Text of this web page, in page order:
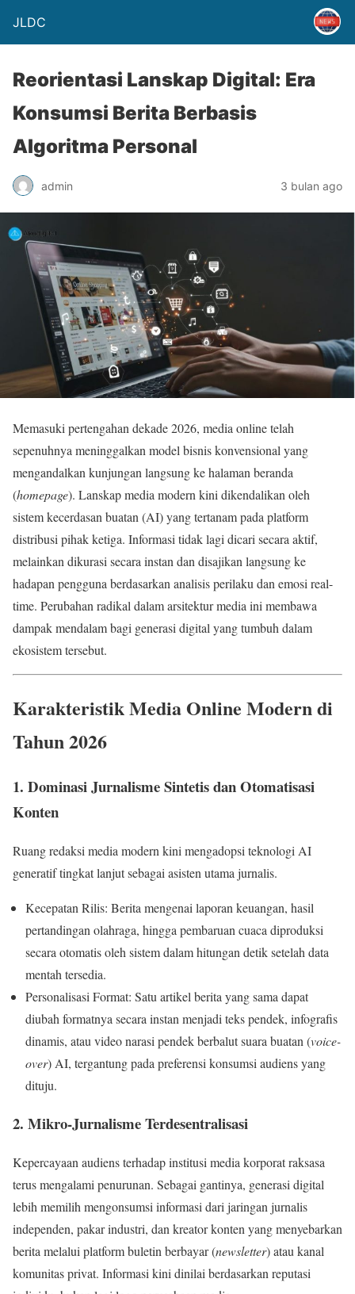
JLDC
Reorientasi Lanskap Digital: Era
Konsumsi Berita Berbasis
Algoritma Personal
admin 3 bulan ago
Memasuki pertengahan dekade 2026, media online telah
sepenuhnya meninggalkan model bisnis konvensional yang
mengandalkan kunjungan langsung ke halaman beranda
(homepage). Lanskap media modern kini dikendalikan oleh
sistem kecerdasan buatan (AI) yang tertanam pada platform
distribusi pihak ketiga. Informasi tidak lagi dicari secara aktif,
melainkan dikurasi secara instan dan disajikan langsung ke
hadapan pengguna berdasarkan analisis perilaku dan emosi real-
time. Perubahan radikal dalam arsitektur media ini membawa
dampak mendalam bagi generasi digital yang tumbuh dalam
ekosistem tersebut.
Karakteristik Media Online Modern di
Tahun 2026
1. Dominasi Jurnalisme Sintetis dan Otomatisasi
Konten
Ruang redaksi media modern kini mengadopsi teknologi AI
generatif tingkat lanjut sebagai asisten utama jurnalis.
Kecepatan Rilis: Berita mengenai laporan keuangan, hasil
pertandingan olahraga, hingga pembaruan cuaca diproduksi
secara otomatis oleh sistem dalam hitungan detik setelah data
mentah tersedia.
Personalisasi Format: Satu artikel berita yang sama dapat
diubah formatnya secara instan menjadi teks pendek, infografis
dinamis, atau video narasi pendek berbalut suara buatan (voice-
over) AI, tergantung pada preferensi konsumsi audiens yang
dituju.
2. Mikro-Jurnalisme Terdesentralisasi
Kepercayaan audiens terhadap institusi media korporat raksasa
terus mengalami penurunan. Sebagai gantinya, generasi digital
lebih memilih mengonsumsi informasi dari jaringan jurnalis
independen, pakar industri, dan kreator konten yang menyebarkan
berita melalui platform buletin berbayar (newsletter) atau kanal
komunitas privat. Informasi kini dinilai berdasarkan reputasi